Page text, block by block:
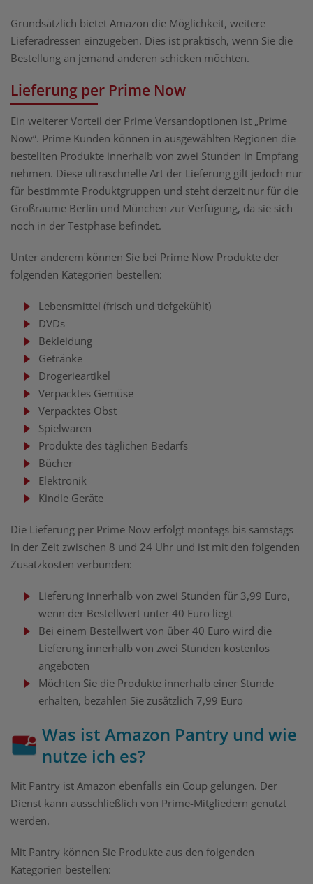
Grundsätzlich bietet Amazon die Möglichkeit, weitere
Lieferadressen einzugeben. Dies ist praktisch, wenn Sie die
Bestellung an jemand anderen schicken möchten.
Lieferung per Prime Now
Ein weiterer Vorteil der Prime Versandoptionen ist „Prime
Now“. Prime Kunden können in ausgewählten Regionen die
bestellten Produkte innerhalb von zwei Stunden in Empfang
nehmen. Diese ultraschnelle Art der Lieferung gilt jedoch nur
für bestimmte Produktgruppen und steht derzeit nur für die
Großräume Berlin und München zur Verfügung, da sie sich
noch in der Testphase befindet.
Unter anderem können Sie bei Prime Now Produkte der
folgenden Kategorien bestellen:
Lebensmittel (frisch und tiefgekühlt)
DVDs
Bekleidung
Getränke
Drogerieartikel
Verpacktes Gemüse
Verpacktes Obst
Spielwaren
Produkte des täglichen Bedarfs
Bücher
Elektronik
Kindle Geräte
Die Lieferung per Prime Now erfolgt montags bis samstags
in der Zeit zwischen 8 und 24 Uhr und ist mit den folgenden
Zusatzkosten verbunden:
Lieferung innerhalb von zwei Stunden für 3,99 Euro,
wenn der Bestellwert unter 40 Euro liegt
Bei einem Bestellwert von über 40 Euro wird die
Lieferung innerhalb von zwei Stunden kostenlos
angeboten
Möchten Sie die Produkte innerhalb einer Stunde
erhalten, bezahlen Sie zusätzlich 7,99 Euro
Was ist Amazon Pantry und wie
nutze ich es?
Mit Pantry ist Amazon ebenfalls ein Coup gelungen. Der
Dienst kann ausschließlich von Prime-Mitgliedern genutzt
werden.
Mit Pantry können Sie Produkte aus den folgenden
Kategorien bestellen: